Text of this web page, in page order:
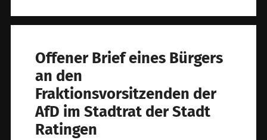
Offener Brief eines Bürgers
an den
Fraktionsvorsitzenden der
AfD im Stadtrat der Stadt
Ratingen